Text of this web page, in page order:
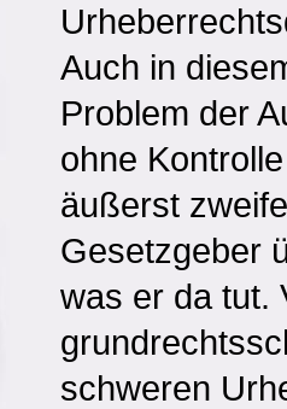
Auch in
Problem der
ohne
äußerst
Gesetzgeber
was er da tut.
schweren